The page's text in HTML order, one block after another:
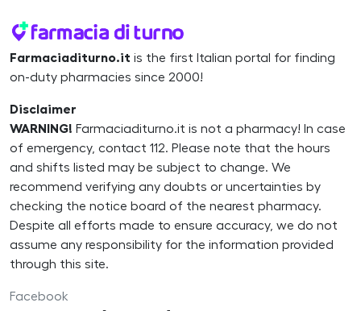
Farmaciaditurno.it is the first Italian portal for finding
on-duty pharmacies since 2000!
Disclaimer
WARNING! Farmaciaditurno.it is not a pharmacy! In case
of emergency, contact 112. Please note that the hours
and shifts listed may be subject to change. We
recommend verifying any doubts or uncertainties by
checking the notice board of the nearest pharmacy.
Despite all efforts made to ensure accuracy, we do not
assume any responsibility for the information provided
through this site.
Facebook